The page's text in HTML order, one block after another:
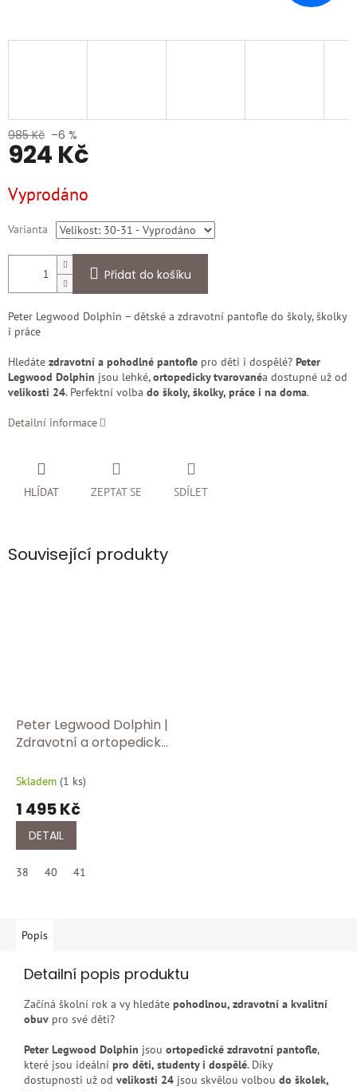
985 Kč –6 %
924 Kč
cena:
Vyprodáno
Varianta
Přidat do košíku
Peter Legwood Dolphin – dětské a zdravotní pantofle do školy, školky
i práce
Hledáte zdravotní a pohodlné pantofle pro děti i dospělé? Peter
Legwood Dolphin jsou lehké,ortopedicky tvarovanéa dostupné už od
velikosti 24. Perfektní volba do školy, školky, práce i na doma.
Detailní informace
ZEPTAT SE
HLÍDAT SDÍLET
Související produkty
Peter Legwood Dolphin |
Zdravotní a ortopedické
školy, práce i na doma -
Skladem (1 ks)
1 495 Kč
DETAIL
38 40 41
Popis
Detailní popis produktu
Začíná školní rok a vy hledáte pohodlnou, zdravotní a kvalitní
obuv pro své děti?
Peter Legwood Dolphin jsou ortopedické zdravotní pantofle,
které jsou ideální pro děti, studenty i dospělé. Díky
dostupnosti už od velikosti 24 jsou skvělou volbou do školek,